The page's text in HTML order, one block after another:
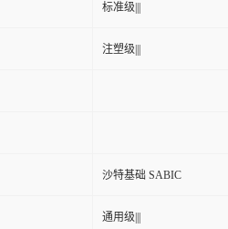
标准级|||
注塑级|||
沙特基础 SABIC
通用级|||